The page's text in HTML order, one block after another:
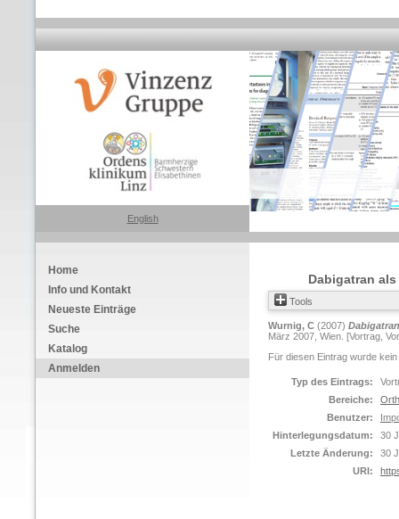
English
Home
Info und Kontakt
Neueste Einträge
Suche
Katalog
Anmelden
Dabigatran
Tools
Wurnig, C (2007)
März 2007, Wien. [Vortrag,
Für diesen Eintrag wurde
Typ des Eintrags:
Bereiche:
Benutzer:
Hinterlegungsdatum:
30
Letzte Änderung:
30
URI: